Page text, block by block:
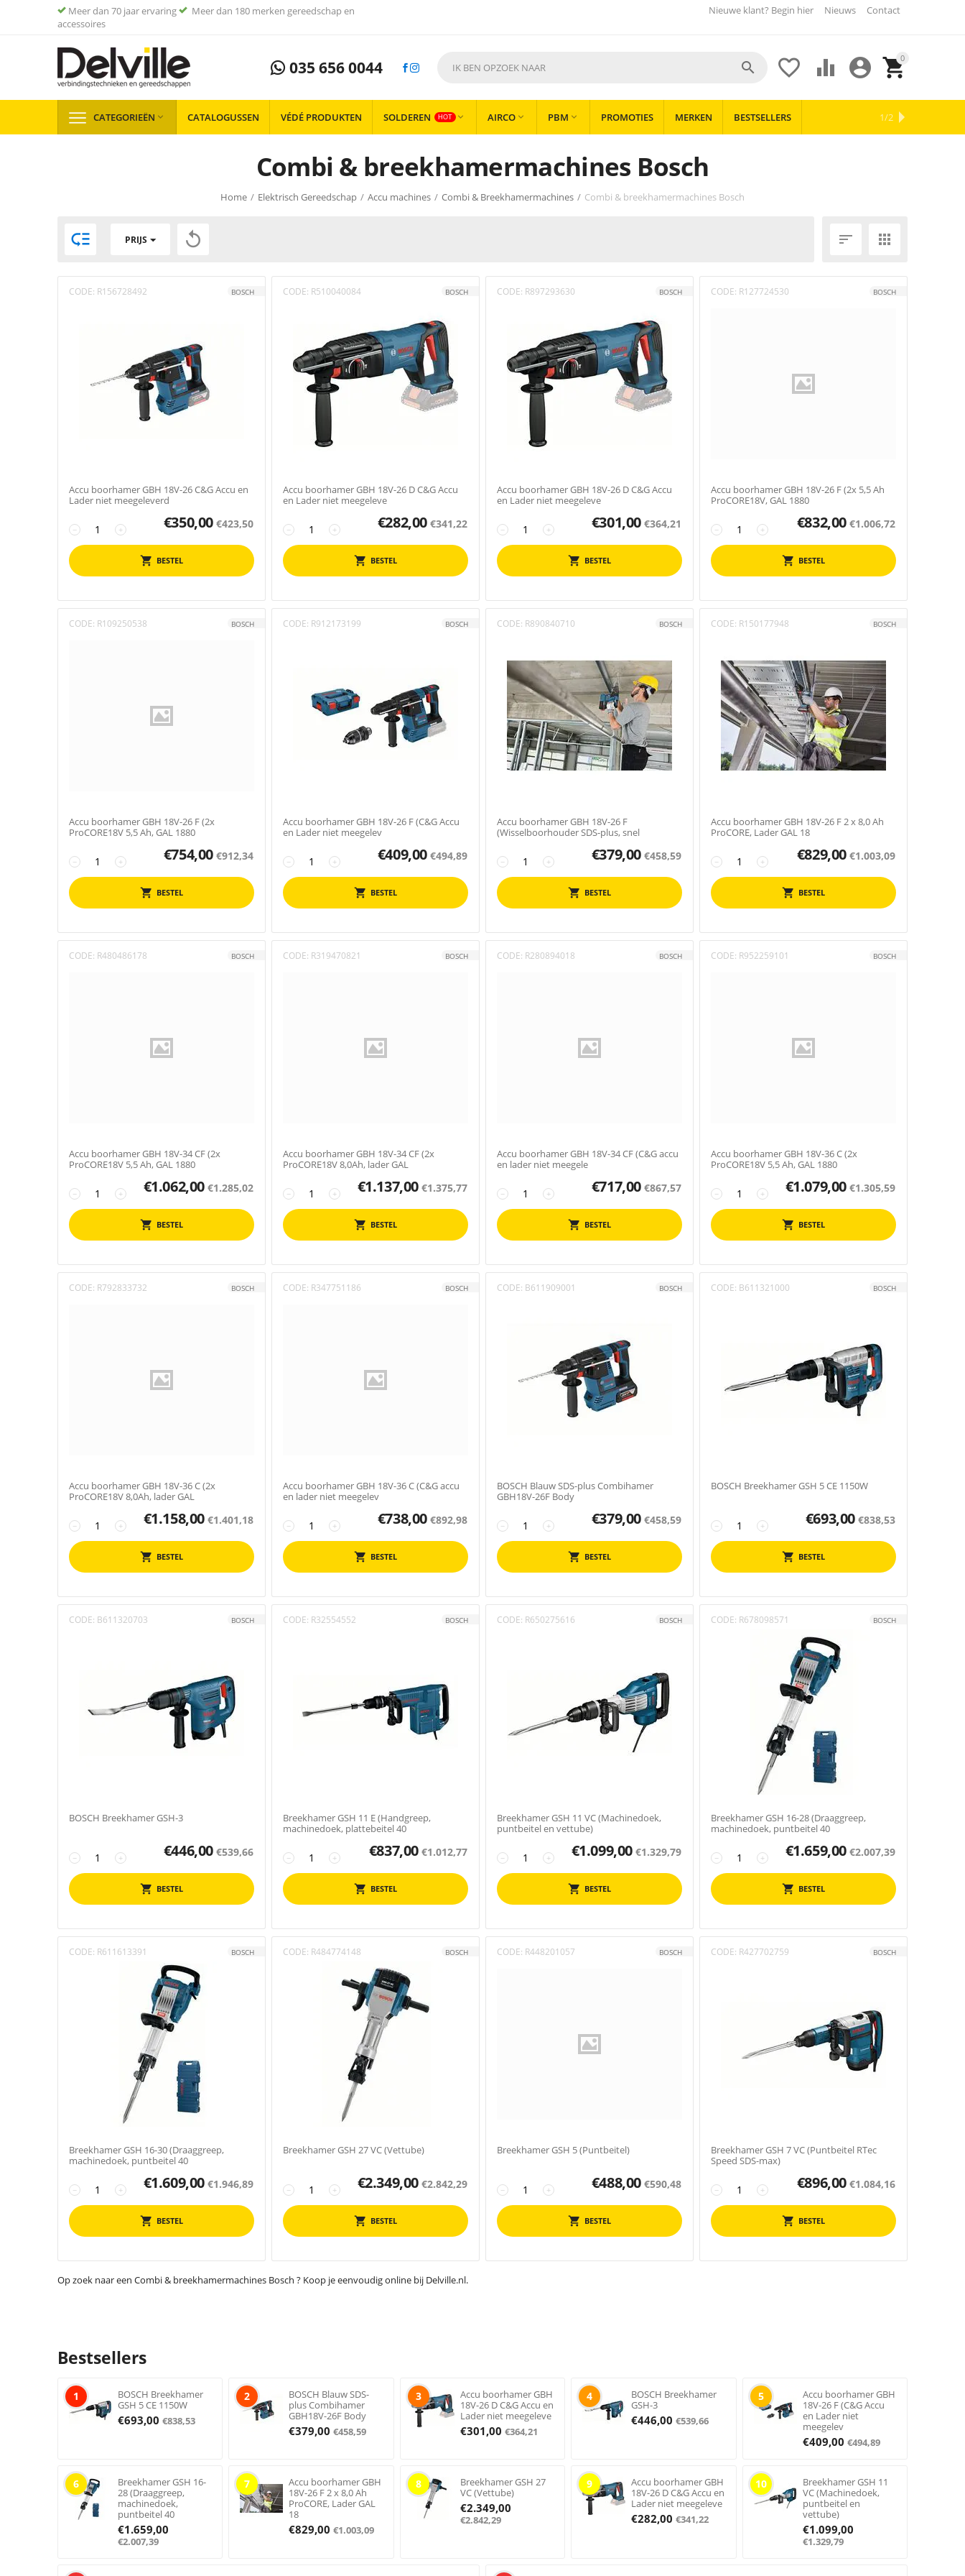
Meer dan 70 jaar ervaring
Meer dan 180 merken gereedschap en
accessoires
Nieuwe klant? Begin hier Nieuws Contact
035 656 0044 0


 

CATEGORIEËN  CATALOGUSSEN VÉDÉ PRODUKTEN SOLDEREN HOT  AIRCO  PBM  PROMOTIES MERKEN BESTSELLERS 1/2
Combi & breekhamermachines Bosch
Home / Elektrisch Gereedschap / Accu machines / Combi & Breekhamermachines / Combi & breekhamermachines Bosch
 PRIJS   
CODE: R156728492 BOSCH
Accu boorhamer GBH 18V-26 C&G Accu en
Lader niet meegeleverd
+
− €350,00 €423,50
BESTEL
CODE: R510040084 BOSCH
Accu boorhamer GBH 18V-26 D C&G Accu
en Lader niet meegeleve
+
− €282,00 €341,22
BESTEL
CODE: R897293630 BOSCH
Accu boorhamer GBH 18V-26 D C&G Accu
en Lader niet meegeleve
+
− €301,00 €364,21
BESTEL
CODE: R127724530 BOSCH
Accu boorhamer GBH 18V-26 F (2x 5,5 Ah
ProCORE18V, GAL 1880
+
− €832,00 €1.006,72
BESTEL
CODE: R109250538 BOSCH
Accu boorhamer GBH 18V-26 F (2x
ProCORE18V 5,5 Ah, GAL 1880
+
− €754,00 €912,34
BESTEL
CODE: R912173199 BOSCH
Accu boorhamer GBH 18V-26 F (C&G Accu
en Lader niet meegelev
+
− €409,00 €494,89
BESTEL
CODE: R890840710 BOSCH
Accu boorhamer GBH 18V-26 F
(Wisselboorhouder SDS-plus, snel
+
− €379,00 €458,59
BESTEL
CODE: R150177948 BOSCH
Accu boorhamer GBH 18V-26 F 2 x 8,0 Ah
ProCORE, Lader GAL 18
+
− €829,00 €1.003,09
BESTEL
CODE: R480486178 BOSCH
Accu boorhamer GBH 18V-34 CF (2x
ProCORE18V 5,5 Ah, GAL 1880
+
− €1.062,00 €1.285,02
BESTEL
CODE: R319470821 BOSCH
Accu boorhamer GBH 18V-34 CF (2x
ProCORE18V 8,0Ah, lader GAL
+
− €1.137,00 €1.375,77
BESTEL
CODE: R280894018 BOSCH
Accu boorhamer GBH 18V-34 CF (C&G accu
en lader niet meegele
+
− €717,00 €867,57
BESTEL
CODE: R952259101 BOSCH
Accu boorhamer GBH 18V-36 C (2x
ProCORE18V 5,5 Ah, GAL 1880
+
− €1.079,00 €1.305,59
BESTEL
CODE: R792833732 BOSCH
Accu boorhamer GBH 18V-36 C (2x
ProCORE18V 8,0Ah, lader GAL
+
− €1.158,00 €1.401,18
BESTEL
CODE: R347751186 BOSCH
Accu boorhamer GBH 18V-36 C (C&G accu
en lader niet meegelev
+
− €738,00 €892,98
BESTEL
CODE: B611909001 BOSCH
BOSCH Blauw SDS-plus Combihamer
GBH18V-26F Body
+
− €379,00 €458,59
BESTEL
CODE: B611321000 BOSCH
BOSCH Breekhamer GSH 5 CE 1150W
+
− €693,00 €838,53
BESTEL
CODE: B611320703 BOSCH
BOSCH Breekhamer GSH-3
+
− €446,00 €539,66
BESTEL
CODE: R32554552 BOSCH
Breekhamer GSH 11 E (Handgreep,
machinedoek, plattebeitel 40
+
− €837,00 €1.012,77
BESTEL
CODE: R650275616 BOSCH
Breekhamer GSH 11 VC (Machinedoek,
puntbeitel en vettube)
+
− €1.099,00 €1.329,79
BESTEL
CODE: R678098571 BOSCH
Breekhamer GSH 16-28 (Draaggreep,
machinedoek, puntbeitel 40
+
− €1.659,00 €2.007,39
BESTEL
CODE: R611613391 BOSCH
Breekhamer GSH 16-30 (Draaggreep,
machinedoek, puntbeitel 40
+
− €1.609,00 €1.946,89
BESTEL
CODE: R484774148 BOSCH
Breekhamer GSH 27 VC (Vettube)
+
− €2.349,00 €2.842,29
BESTEL
CODE: R448201057 BOSCH
Breekhamer GSH 5 (Puntbeitel)
+
− €488,00 €590,48
BESTEL
CODE: R427702759 BOSCH
Breekhamer GSH 7 VC (Puntbeitel RTec
Speed SDS-max)
+
− €896,00 €1.084,16
BESTEL
Op zoek naar een Combi & breekhamermachines Bosch ? Koop je eenvoudig online bij Delville.nl.
Bestsellers
1
BOSCH Breekhamer
GSH 5 CE 1150W
€693,00 €838,53
2
BOSCH Blauw SDS-
plus Combihamer
GBH18V-26F Body
€379,00 €458,59
3
Accu boorhamer GBH
18V-26 D C&G Accu en
Lader niet meegeleve
€301,00 €364,21
4
BOSCH Breekhamer
GSH-3
€446,00 €539,66
5
Accu boorhamer GBH
18V-26 F (C&G Accu
en Lader niet
meegelev
€409,00 €494,89
6
Breekhamer GSH 16-
28 (Draaggreep,
machinedoek,
puntbeitel 40
€1.659,00
€2.007,39
7
Accu boorhamer GBH
18V-26 F 2 x 8,0 Ah
ProCORE, Lader GAL
18
€829,00 €1.003,09
8
Breekhamer GSH 27
VC (Vettube)
€2.349,00
€2.842,29
9
Accu boorhamer GBH
18V-26 D C&G Accu en
Lader niet meegeleve
€282,00 €341,22
10
Breekhamer GSH 11
VC (Machinedoek,
puntbeitel en
vettube)
€1.099,00
€1.329,79